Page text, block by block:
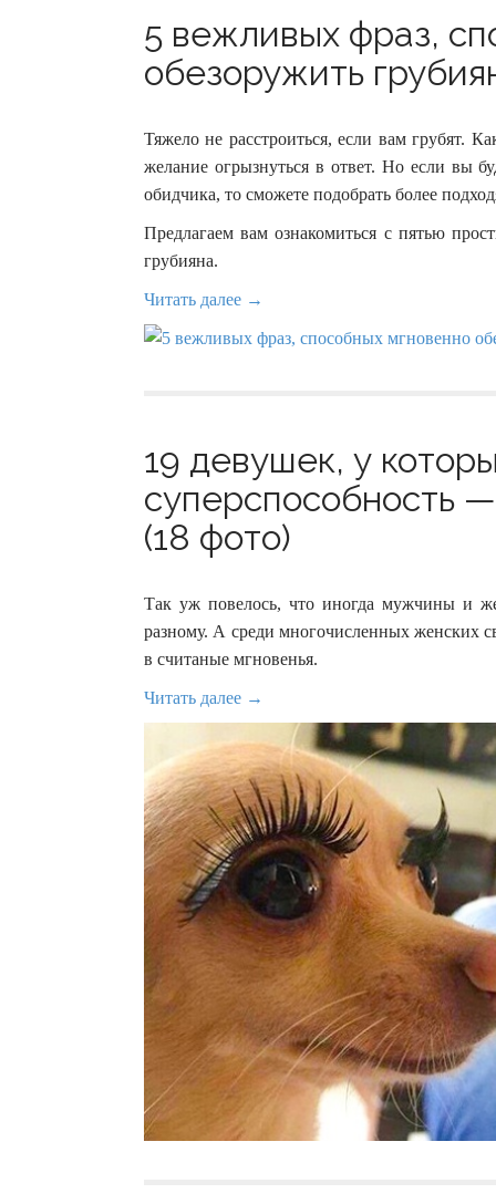
5 вежливых фраз,
обезоружить
Тяжело не расстроиться, если вам грубят.
желание огрызнуться в ответ. Но если вы
обидчика, то сможете подобрать более
Предлагаем вам ознакомиться с пятью
грубияна.
Читать далее →
19 девушек, у
суперспособность
(18 фото)
Так уж повелось, что иногда мужчины и
разному. А среди многочисленных женских
в считаные мгновенья.
Читать далее →